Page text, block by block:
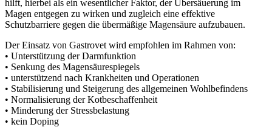
hilft, hierbei als ein wesentlicher Faktor, der Übersäuerung im
Magen entgegen zu wirken und zugleich eine effektive
Schutzbarriere gegen die übermäßige Magensäure aufzubauen.
Der Einsatz von Gastrovet wird empfohlen im Rahmen von:
• Unterstützung der Darmfunktion
• Senkung des Magensäurespiegels
• unterstützend nach Krankheiten und Operationen
• Stabilisierung und Steigerung des allgemeinen Wohlbefindens
• Normalisierung der Kotbeschaffenheit
• Minderung der Stressbelastung
• kein Doping